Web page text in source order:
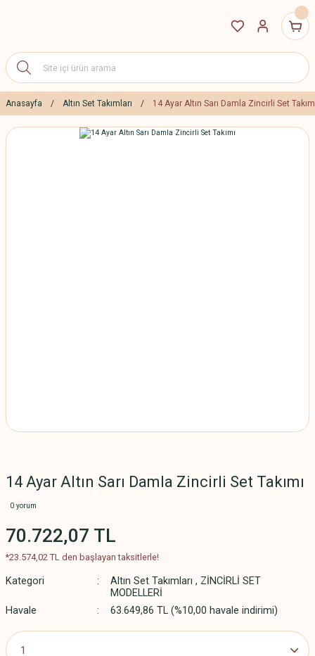
Anasayfa Altın Set Takımları 14 Ayar Altın Sarı Damla Zincirli Set
14 Ayar Altın Sarı Damla Zincirli Set Takımı
0 yorum
70.722,07 TL
*23.574,02 TL den başlayan taksitlerle!
Kategori Altın Set Takımları , ZİNCİRLİ SET
MODELLERİ
Havale
63.649,86 TL (%10,00 havale indirimi)